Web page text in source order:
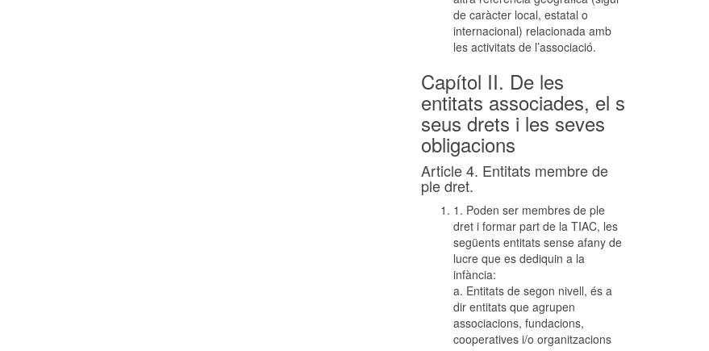
de caràcter local, estatal o
internacional) relacionada amb
les activitats de l’associació.
Capítol II. De les
entitats associades, el s
seus drets i les seves
obligacions
Article 4. Entitats membre de
ple dret.
1. Poden ser membres de ple
dret i formar part de la TIAC, les
següents entitats sense afany de
lucre que es dediquin a la
infància:
a. Entitats de segon nivell, és a
dir entitats que agrupen
associacions, fundacions,
cooperatives i/o organitzacions